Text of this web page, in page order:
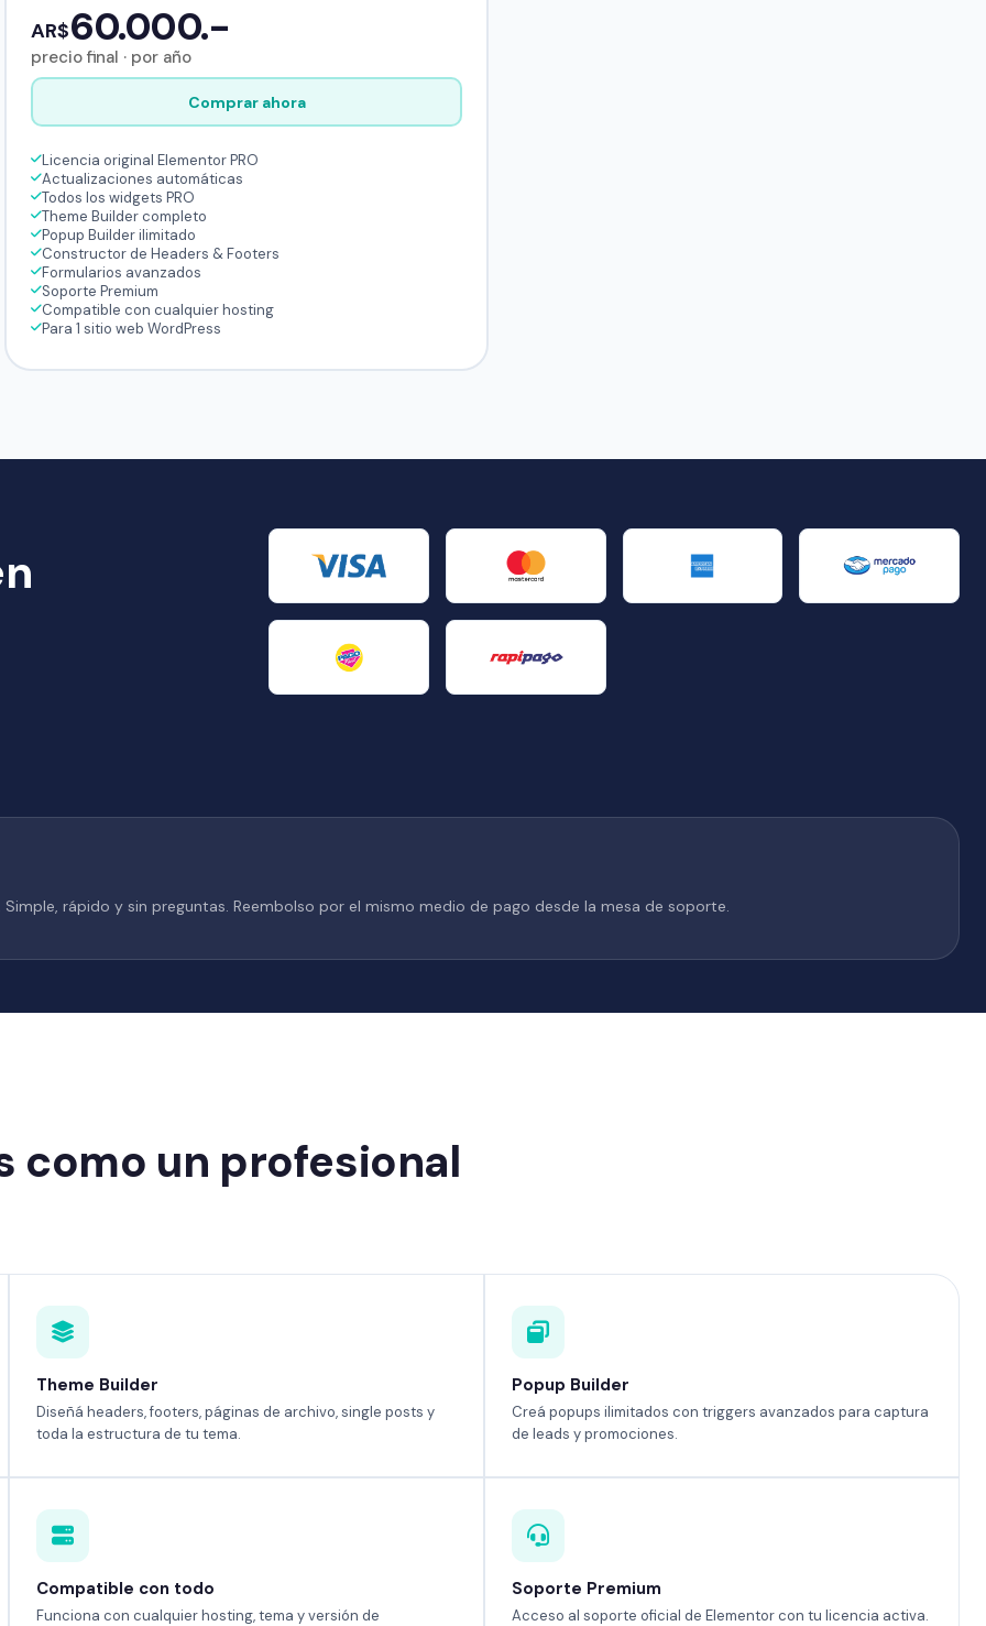
AR$60.000.-
precio final · por año
Comprar ahora
Licencia original Elementor PRO
Actualizaciones automáticas
Todos los widgets PRO
Theme Builder completo
Popup Builder ilimitado
Constructor de Headers & Footers
Formularios avanzados
Soporte Premium
Compatible con cualquier hosting
Para 1 sitio web WordPress
rápido y sin preguntas. Reembolso por el mismo medio de pago desde la mesa de soporte.
como un profesional
Theme Builder
Diseñá headers, footers, páginas de archivo, single posts y
toda la estructura de tu tema.
Popup Builder
Creá popups ilimitados con triggers avanzados para captura
de leads y promociones.
Compatible con todo
Funciona con cualquier hosting, tema y versión de
Soporte Premium
Acceso al soporte oficial de Elementor con tu licencia activa.